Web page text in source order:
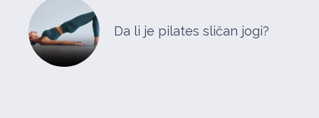
Da li je pilates sličan jogi?